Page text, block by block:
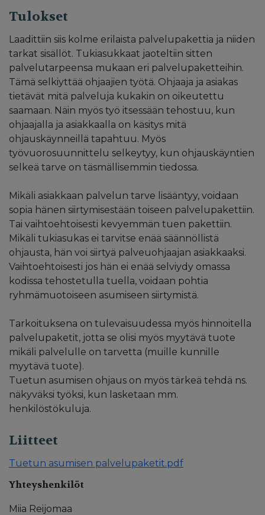
Tulokset
Laadittiin siis kolme erilaista palvelupakettia ja niiden
tarkat sisällöt. Tukiasukkaat jaoteltiin sitten
palvelutarpeensa mukaan eri palvelupaketteihin.
Tämä selkiyttää ohjaajien työtä. Ohjaaja ja asiakas
tietävät mitä palveluja kukakin on oikeutettu
saamaan. Näin myös työ itsessään tehostuu, kun
ohjaajalla ja asiakkaalla on käsitys mitä
ohjauskäynneillä tapahtuu. Myös
työvuorosuunnittelu selkeytyy, kun ohjauskäyntien
selkeä tarve on täsmällisemmin tiedossa.
Mikäli asiakkaan palvelun tarve lisääntyy, voidaan
sopia hänen siirtymisestään toiseen palvelupakettiin.
Tai vaihtoehtoisesti kevyemmän tuen pakettiin.
Mikäli tukiasukas ei tarvitse enää säännöllistä
ohjausta, hän voi siirtyä palveuohjaajan asiakkaaksi.
Vaihtoehtoisesti jos hän ei enää selviydy omassa
kodissa tehostetulla tuella, voidaan pohtia
ryhmämuotoiseen asumiseen siirtymistä.
Tarkoituksena on tulevaisuudessa myös hinnoitella
palvelupaketit, jotta se olisi myös myytävä tuote
mikäli palvelulle on tarvetta (muille kunnille
myytävä tuote).
Tuetun asumisen ohjaus on myös tärkeä tehdä ns.
näkyväksi työksi, kun lasketaan mm.
henkilöstökuluja.
Liitteet
Tuetun asumisen palvelupaketit.pdf
Yhteyshenkilöt
Miia Reijomaa